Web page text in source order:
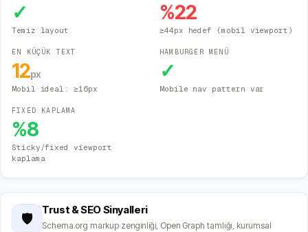
✓
Temiz layout
%22
≥44px hedef (mobil viewport)
EN KÜÇÜK TEXT
12px
Mobil ideal: ≥16px
HAMBURGER MENÜ
✓
Mobile nav pattern var
FIXED KAPLAMA
%8
Sticky/fixed viewport
kaplama
🛡️
Trust & SEO Sinyalleri
Schema.org markup zenginliği, Open Graph tamlığı, kurumsal